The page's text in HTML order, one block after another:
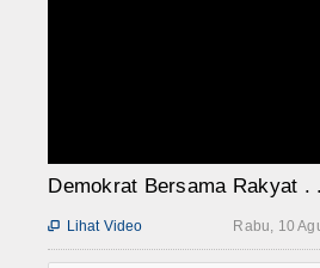
Demokrat Bersama Rakyat .
Rabu, 10
 Lihat Video